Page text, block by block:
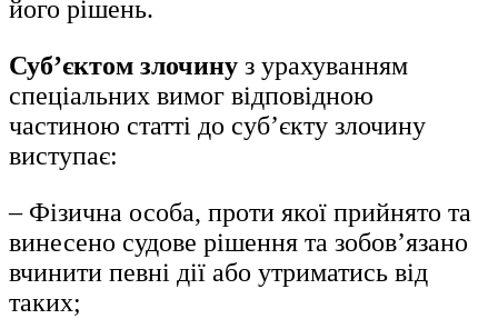
його рішень.
Суб’єктом злочину з урахуванням
спеціальних вимог відповідною
частиною статті до суб’єкту злочину
виступає:
– Фізична особа, проти якої прийнято та
винесено судове рішення та зобов’язано
вчинити певні дії або утриматись від
таких;